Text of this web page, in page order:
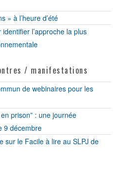
» à l’heure d’été
l’approche la plus
/ manifestations
de webinaires pour les
prison” : une journée
9 décembre
sur le Facile à lire au SLPJ de